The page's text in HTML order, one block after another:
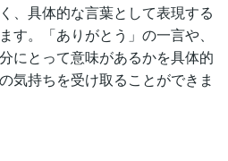
、具体的な言葉として表現する
す。「ありがとう」の一言や、
にとって意味があるかを具体的
気持ちを受け取ることができま